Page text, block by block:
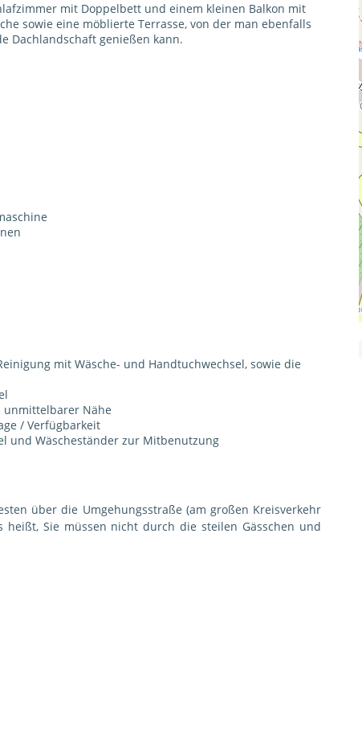
mit Doppelbett und einem kleinen Balkon mit
sowie eine möblierte Terrasse, von der man ebenfalls
Dachlandschaft genießen kann.
mit Wäsche- und Handtuchwechsel, sowie die
unmittelbarer Nähe
/ Verfügbarkeit
und Wäscheständer zur Mitbenutzung
über die Umgehungsstraße (am großen Kreisverkehr
heißt, Sie müssen nicht durch die steilen Gässchen und